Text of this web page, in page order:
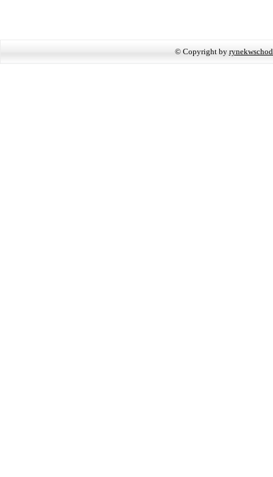
© Copyright by